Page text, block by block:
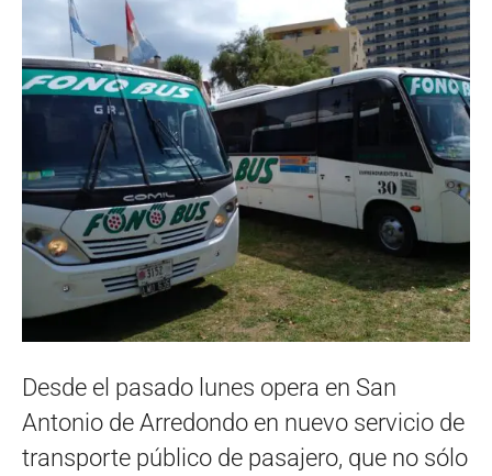
Desde el pasado lunes opera en San
Antonio de Arredondo en nuevo servicio de
transporte público de pasajero, que no sólo